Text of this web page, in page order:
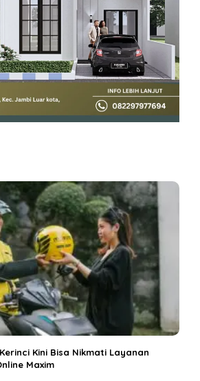
Kini Bisa Nikmati Layanan
Maxim